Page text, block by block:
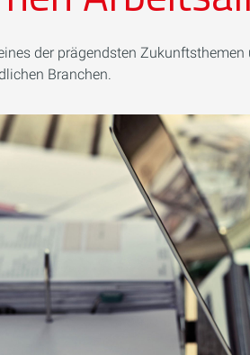
der prägendsten
Branchen.